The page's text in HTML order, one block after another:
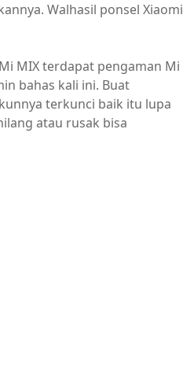
Walhasil ponsel Xiaomi
MIX terdapat pengaman Mi
bahas kali ini. Buat
terkunci baik itu lupa
atau rusak bisa